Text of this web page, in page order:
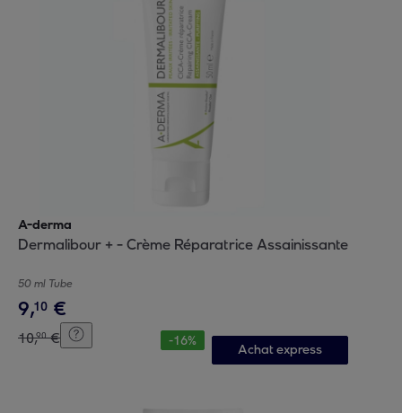
A-derma
Dermalibour + - Crème Réparatrice Assainissante
50 ml Tube
9,10 €
10,90 € -16%
Achat express